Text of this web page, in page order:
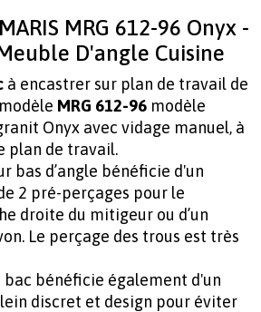
MRG 612-96 Onyx -
D'angle Cuisine
à encastrer sur plan de travail de
MRG 612-96 modèle
Onyx avec vidage manuel, à
plan de travail.
bas d’angle bénéficie d'un
2 pré-perçages pour le
droite du mitigeur ou d’un
Le perçage des trous est très
bac bénéficie également d'un
discret et design pour éviter